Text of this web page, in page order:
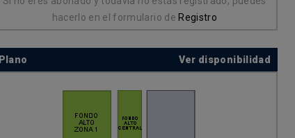
hacerlo en el formulario de Registro
Plano Ver disponibilidad